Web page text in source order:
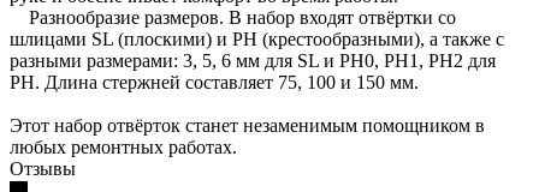
Разнообразие размеров. В набор входят отвёртки со
шлицами SL (плоскими) и PH (крестообразными), а также с
разными размерами: 3, 5, 6 мм для SL и PH0, PH1, PH2 для
PH. Длина стержней составляет 75, 100 и 150 мм.
Этот набор отвёрток станет незаменимым помощником в
любых ремонтных работах.
Отзывы